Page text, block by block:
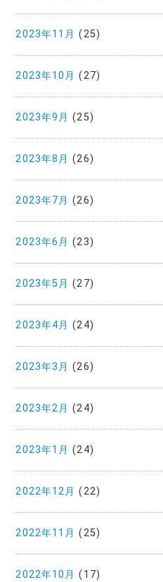
2023年11月 (25)
2023年10月 (27)
2023年9月 (25)
2023年8月 (26)
2023年7月 (26)
2023年6月 (23)
2023年5月 (27)
2023年4月 (24)
2023年3月 (26)
2023年2月 (24)
2023年1月 (24)
2022年12月 (22)
2022年11月 (25)
2022年10月 (17)